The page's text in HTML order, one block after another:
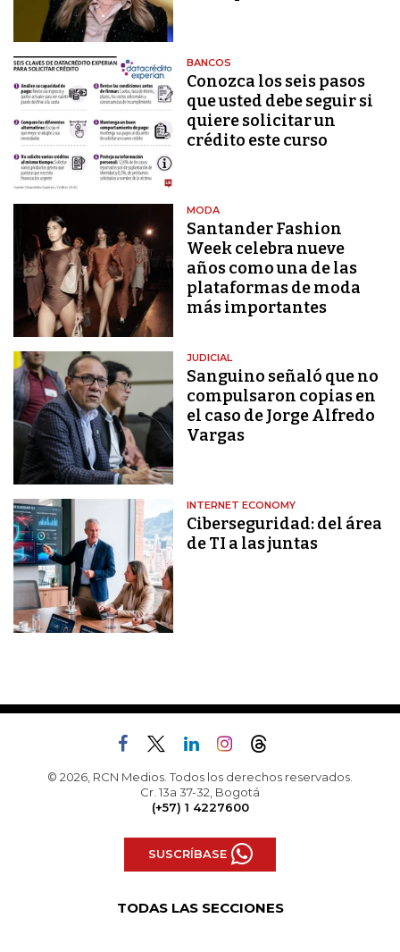
BANCOS
Conozca los seis pasos
que usted debe seguir si
quiere solicitar un
crédito este curso
MODA
Santander Fashion
Week celebra nueve
años como una de las
plataformas de moda
más importantes
JUDICIAL
Sanguino señaló que no
compulsaron copias en
el caso de Jorge Alfredo
Vargas
INTERNET ECONOMY
Ciberseguridad: del área
de TI a las juntas
© 2026, RCN Medios. Todos los derechos reservados.
Cr. 13a 37-32, Bogotá
(+57) 1 4227600
SUSCRÍBASE
TODAS LAS SECCIONES